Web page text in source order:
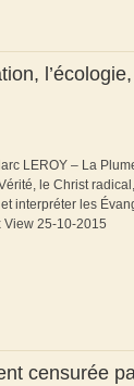
LEROY – La
le Christ
interpréter les
View 25-10-2015
censurée